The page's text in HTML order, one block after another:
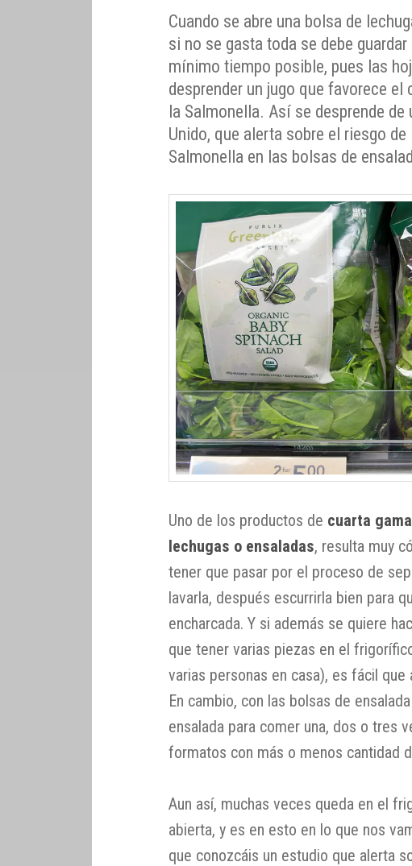
Cuando se abre una bolsa de
si no se gasta toda se debe
mínimo tiempo posible, pues las
desprender un jugo que favorece
la Salmonella. Así se desprende
Unido, que alerta sobre el riesgo
Salmonella en las bolsas de
Uno de los productos de cuarta gama
lechugas o ensaladas, resulta muy
tener que pasar por el proceso de
lavarla, después escurrirla bien para
encharcada. Y si además se quiere
que tener varias piezas en el
varias personas en casa), es fácil
En cambio, con las bolsas de
ensalada para comer una, dos o tres
formatos con más o menos cantidad
Aun así, muchas veces queda en el
abierta, y es en esto en lo que nos
que conozcáis un estudio que alerta